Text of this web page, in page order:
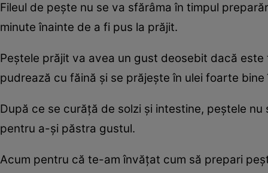
Fileul de peşte nu se va sfărâma în timpul
minute înainte de a fi pus la prăjit.
Peştele prăjit va avea un gust deosebit dacă
pudrează cu făină şi se prăjeşte în ulei foarte bine
După ce se curăţă de solzi şi intestine, peştele
pentru a-şi păstra gustul.
Acum pentru că te-am învăţat cum să prepari